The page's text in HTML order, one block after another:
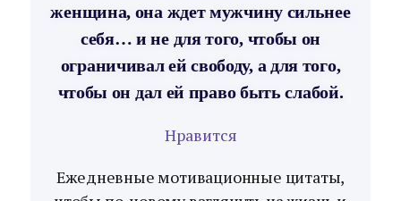
женщина, она ждет мужчину сильнее
себя… и не для того, чтобы он
ограничивал ей свободу, а для того,
чтобы он дал ей право быть слабой.
Нравится
Ежедневные мотивационные цитаты,